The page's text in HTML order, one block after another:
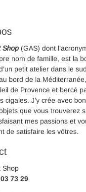
Shop (GAS) dont
nom de famille, est la
petit atelier dans le
bord de la
de Provence et bercé
cigales. J’y crée avec
que vous trouverez
mes passions et
de satisfaire les vôtres.
Shop
73 29